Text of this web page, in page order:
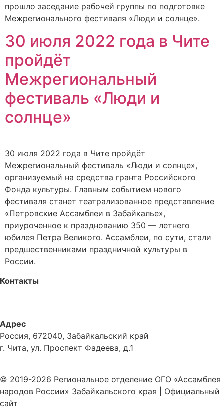
прошло заседание рабочей группы по подготовке
Межрегионального фестиваля «Люди и солнце».
30 июля 2022 года в Чите
пройдёт
Межрегиональный
фестиваль «Люди и
солнце»
30 июля 2022 года в Чите пройдёт
Межрегиональный фестиваль «Люди и солнце»,
организуемый на средства гранта Российского
Фонда культуры. Главным событием нового
фестиваля станет театрализованное представление
«Петровские Ассамблеи в Забайкалье»,
приуроченное к празднованию 350 — летнего
юбилея Петра Великого. Ассамблеи, по сути, стали
предшественниками праздничной культуры в
России.
Контакты
Адрес
Россия, 672040, Забайкальский край
г. Чита, ул. Проспект Фадеева, д.1
© 2019-2026 Региональное отделение ОГО «Ассамблея
народов России» Забайкальского края | Официальный
сайт